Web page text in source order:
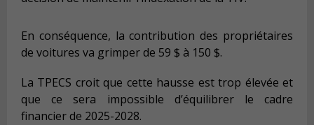
En conséquence, la contribution des propriétaires
de voitures va grimper de 59 $ à 150 $.
La TPECS croit que cette hausse est trop élevée et
que ce sera impossible d’équilibrer le cadre
financier de 2025-2028.